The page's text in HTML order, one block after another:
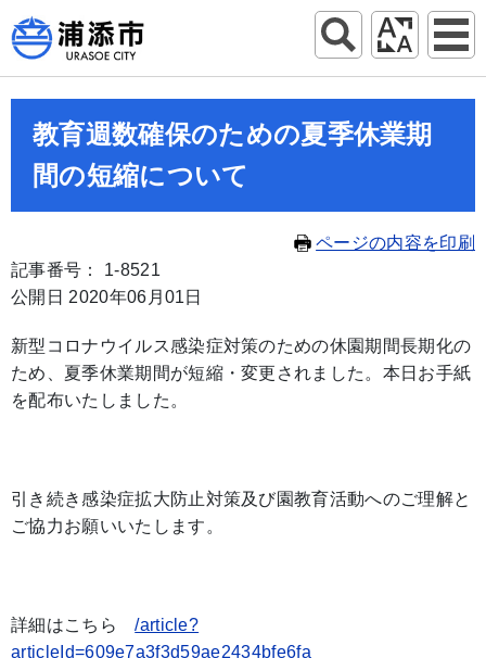
教育週数確保のための夏季休業期
間の短縮について
ページの内容を印刷
記事番号： 1-8521
公開日 2020年06月01日
新型コロナウイルス感染症対策のための休園期間長期化の
ため、夏季休業期間が短縮・変更されました。本日お手紙
を配布いたしました。
引き続き感染症拡大防止対策及び園教育活動へのご理解と
ご協力お願いいたします。
詳細はこちら/article?
articleId=609e7a3f3d59ae2434bfe6fa